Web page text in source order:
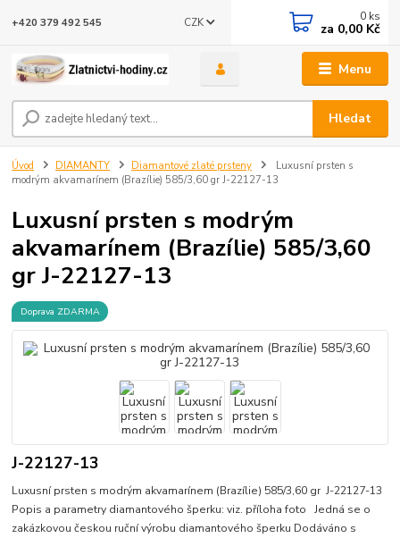
Menu
CZK
Hledat
+420 379 492 545 0 ks
za 0,00 Kč
Úvod DIAMANTY Diamantové zlaté prsteny
Luxusní prsten s
modrým akvamarínem (Brazílie) 585/3,60 gr J-22127-13
Luxusní prsten s modrým
akvamarínem (Brazílie) 585/3,60
gr J-22127-13
Doprava ZDARMA
J-22127-13
Luxusní prsten s modrým akvamarínem (Brazílie) 585/3,60 gr J-22127-13
Popis a parametry diamantového šperku: viz. příloha foto Jedná se o
zakázkovou českou ruční výrobu diamantového šperku Dodáváno s